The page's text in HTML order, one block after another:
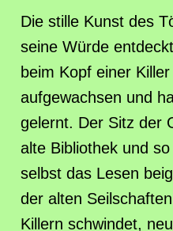
Die stille Kunst des
seine Würde
beim Kopf einer
aufgewachsen und
gelernt. Der Sitz der
alte Bibliothek und
selbst das Lesen
der alten
Killern schwindet,